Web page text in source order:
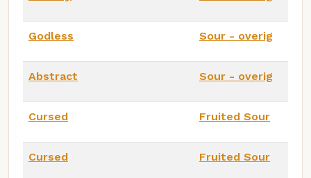
Godless Sour - overig
Abstract Sour - overig
Cursed Fruited Sour
Cursed Fruited Sour